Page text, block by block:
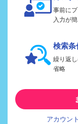
事前に
入力が
検索条
繰り返
省略
アカウン